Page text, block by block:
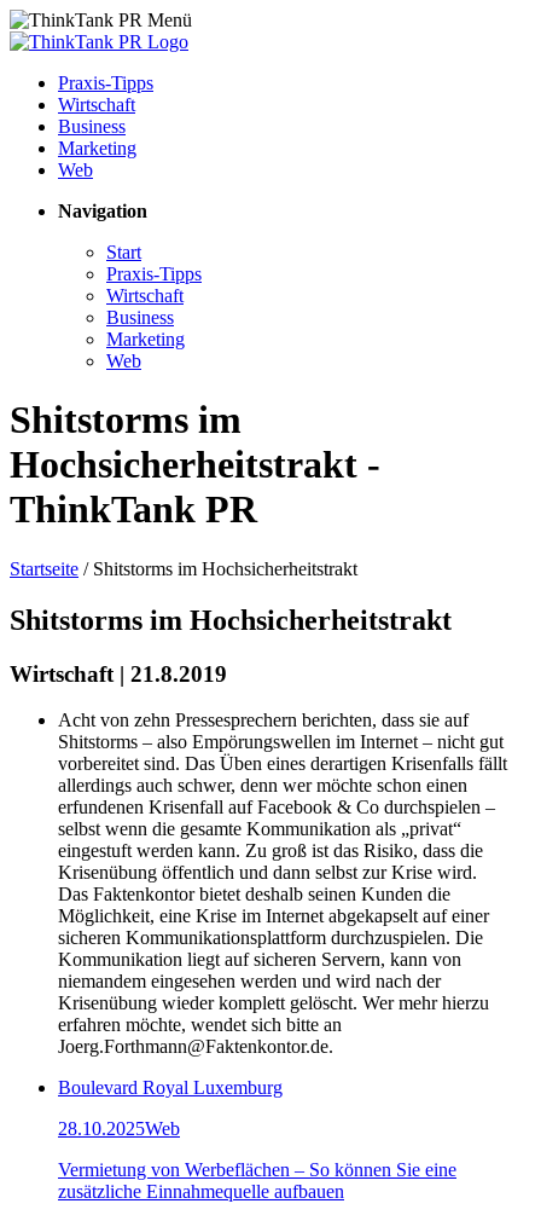
Praxis-Tipps
Wirtschaft
Business
Marketing
Web
Navigation
Start
Praxis-Tipps
Wirtschaft
Business
Marketing
Web
Shitstorms im
Hochsicherheitstrakt -
ThinkTank PR
Startseite / Shitstorms im Hochsicherheitstrakt
Shitstorms im Hochsicherheitstrakt
Wirtschaft | 21.8.2019
Acht von zehn Pressesprechern berichten, dass sie auf
Shitstorms – also Empörungswellen im Internet – nicht gut
vorbereitet sind. Das Üben eines derartigen Krisenfalls fällt
allerdings auch schwer, denn wer möchte schon einen
erfundenen Krisenfall auf Facebook & Co durchspielen –
selbst wenn die gesamte Kommunikation als „privat“
eingestuft werden kann. Zu groß ist das Risiko, dass die
Krisenübung öffentlich und dann selbst zur Krise wird.
Das Faktenkontor bietet deshalb seinen Kunden die
Möglichkeit, eine Krise im Internet abgekapselt auf einer
sicheren Kommunikationsplattform durchzuspielen. Die
Kommunikation liegt auf sicheren Servern, kann von
niemandem eingesehen werden und wird nach der
Krisenübung wieder komplett gelöscht. Wer mehr hierzu
erfahren möchte, wendet sich bitte an
Joerg.Forthmann@Faktenkontor.de.
Boulevard Royal Luxemburg
28.10.2025Web
Vermietung von Werbeflächen – So können Sie eine
zusätzliche Einnahmequelle aufbauen